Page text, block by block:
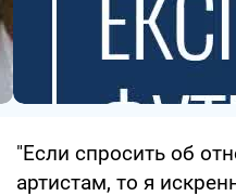
"Если спросить об
артистам, то я